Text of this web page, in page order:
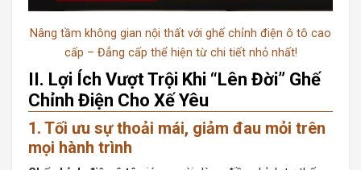
Nâng tầm không gian nội thất với ghế chỉnh điện ô tô cao
cấp – Đẳng cấp thể hiện từ chi tiết nhỏ nhất!
II. Lợi Ích Vượt Trội Khi “Lên Đời” Ghế
Chỉnh Điện Cho Xế Yêu
1. Tối ưu sự thoải mái, giảm đau mỏi trên
mọi hành trình